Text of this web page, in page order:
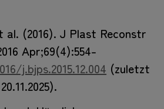
al. (2016). J Plast Reconstr
Apr;69(4):554-
j.bjps.2015.12.004 (zuletzt